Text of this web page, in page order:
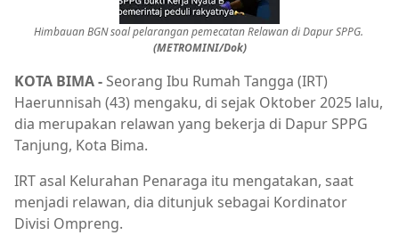
Himbauan BGN soal pelarangan pemecatan Relawan di Dapur SPPG.
(METROMINI/Dok)
KOTA BIMA -Seorang Ibu Rumah Tangga (IRT)
Haerunnisah (43) mengaku, di sejak Oktober 2025 lalu,
dia merupakan relawan yang bekerja di Dapur SPPG
Tanjung, Kota Bima.
IRT asal Kelurahan Penaraga itu mengatakan, saat
menjadi relawan, dia ditunjuk sebagai Kordinator
Divisi Ompreng.